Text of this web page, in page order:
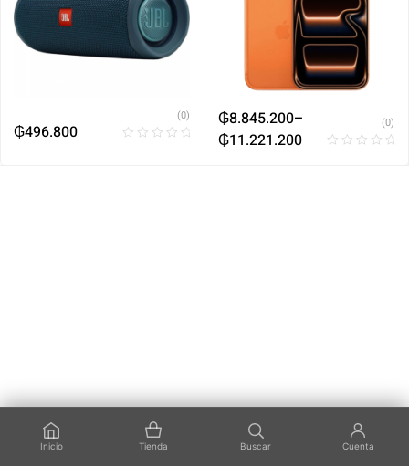
Inicio Tienda Buscar Cuenta
₲496.800
(0) ₲8.845.200–
₲11.221.200
(0)